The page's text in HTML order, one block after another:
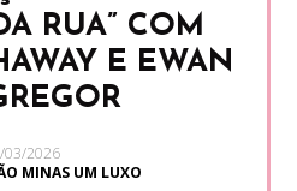
RUA” COM
E EWAN
03/2026
MINAS UM LUXO